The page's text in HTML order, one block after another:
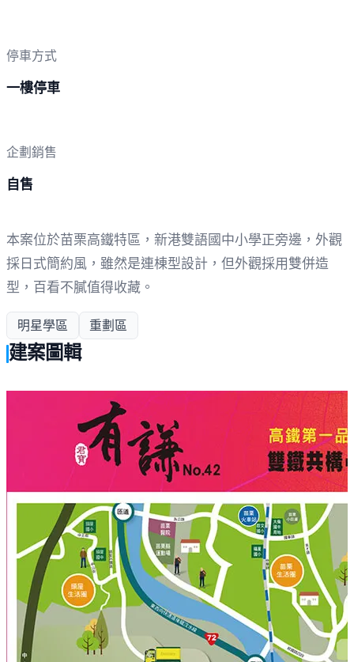
停車方式
一樓停車
企劃銷售
自售
本案位於苗栗高鐵特區，新港雙語國中小學正旁邊，外觀
採日式簡約風，雖然是連棟型設計，但外觀採用雙併造
型，百看不膩值得收藏。
明星學區 重劃區
建案圖輯